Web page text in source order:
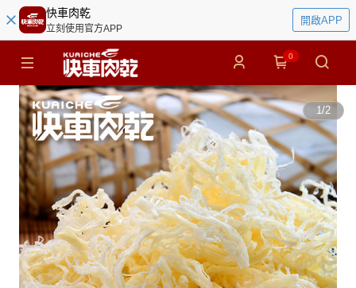
快車肉乾
立刻使用官方APP
開啟APP
0
1/2